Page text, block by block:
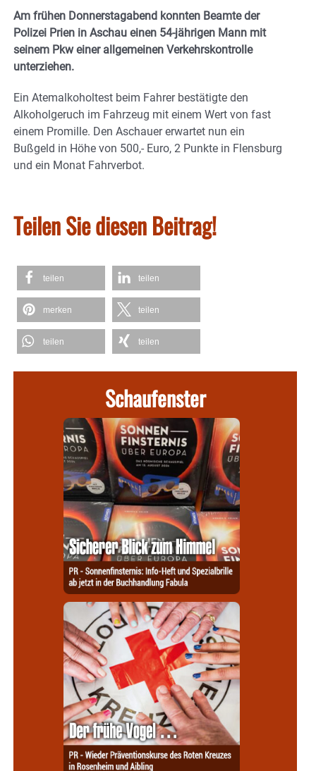
Am frühen Donnerstagabend konnten Beamte der
Polizei Prien in Aschau einen 54-jährigen Mann mit
seinem Pkw einer allgemeinen Verkehrskontrolle
unterziehen.
Ein Atemalkoholtest beim Fahrer bestätigte den
Alkoholgeruch im Fahrzeug mit einem Wert von fast
einem Promille. Den Aschauer erwartet nun ein
Bußgeld in Höhe von 500,- Euro, 2 Punkte in Flensburg
und ein Monat Fahrverbot.
Teilen Sie diesen Beitrag!
teilen teilen
merken teilen
teilen teilen
Schaufenster